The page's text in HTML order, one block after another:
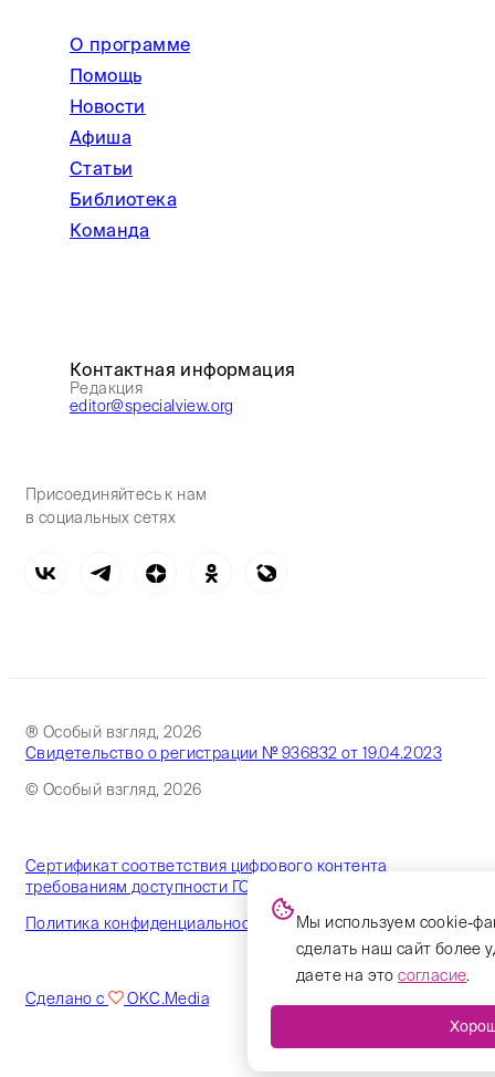
О программе
Помощь
Новости
Афиша
Статьи
Библиотека
Команда
Контактная информация
Редакция
editor@specialview.org
Присоединяйтесь к нам
в социальных сетях
® Особый взгляд, 2026
Свидетельство о регистрации № 936832 от 19.04.2023
© Особый взгляд, 2026
Сертификат соответствия цифрового контента
требованиям доступности ГОСТ
Политика конфиденциальности
Сделано с OKC.Media
Мы используем cookie-
сделать наш сайт более
даете на этосогласие.